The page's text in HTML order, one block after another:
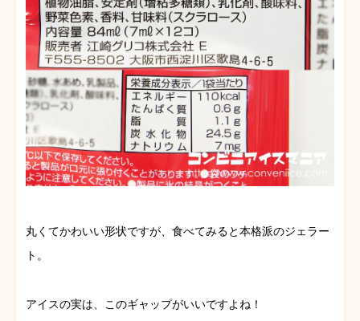
丸くてかわいい形状ですが、食べてみると本格派のジェラー
ト。
アイスの実は、このギャップがいいですよね！